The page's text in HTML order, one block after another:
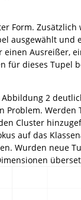
Form.
ausgewählt
Ausreißer,
für dieses Tupel
2
Cluster
auf das
Wurden neue